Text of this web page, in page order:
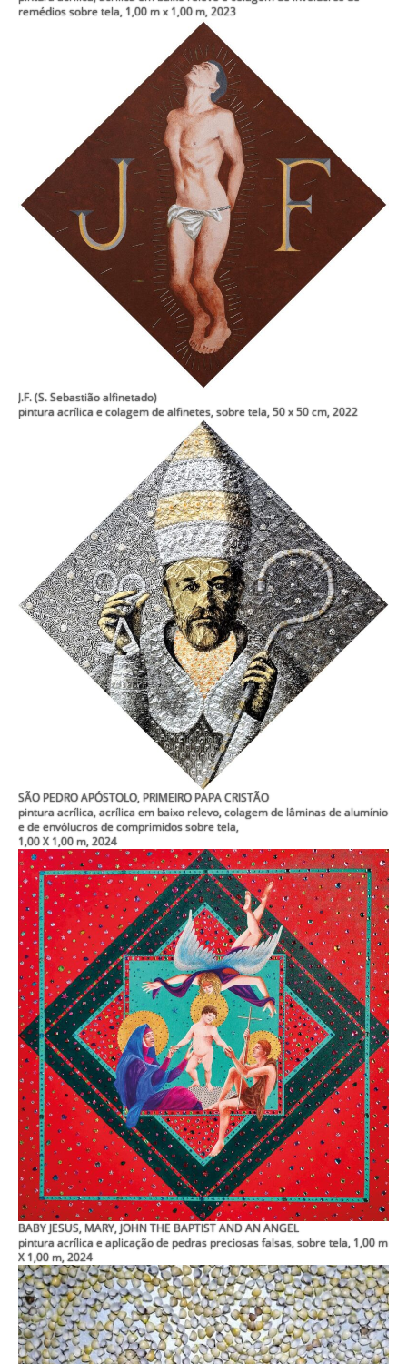
remédios sobre tela, 1,00 m x 1,00 m, 2023
J.F. (S. Sebastião alfinetado)
pintura acrílica e colagem de alfinetes, sobre tela, 50 x 50 cm, 2022
SÃO PEDRO APÓSTOLO, PRIMEIRO PAPA CRISTÃO
pintura acrílica, acrílica em baixo relevo, colagem de lâminas de alumínio
e de envólucros de comprimidos sobre tela,
1,00 X 1,00 m, 2024
BABY JESUS, MARY, JOHN THE BAPTIST AND AN ANGEL
pintura acrílica e aplicação de pedras preciosas falsas, sobre tela, 1,00 m
X 1,00 m, 2024